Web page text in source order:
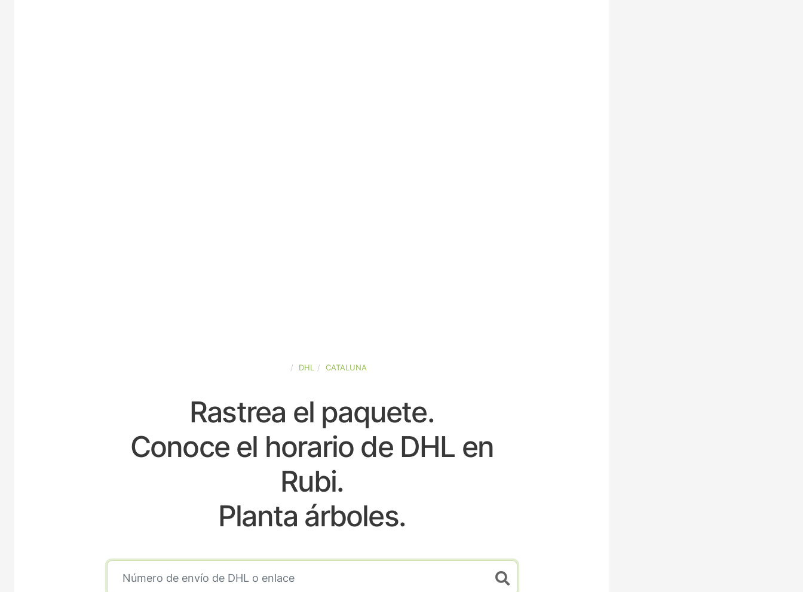
DHL CATALUNA
Rastrea el paquete.
Conoce el horario de DHL en
Rubi.
Planta árboles.